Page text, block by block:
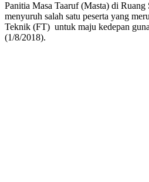
Panitia Masa Taaruf (Masta) di Ruang
menyuruh salah satu peserta yang
Teknik (FT) untuk maju kedepan
(1/8/2018).